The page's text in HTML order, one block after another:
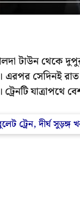
টাউন থেকে
এরপর সেদিনই
যাত্রাপথে
ট্রেন, দীর্ঘ